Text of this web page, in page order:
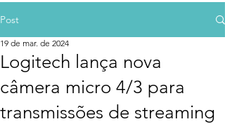
Post
Logitech lança nova
câmera micro 4/3 para
transmissões de streaming
19 de mar. de 2024